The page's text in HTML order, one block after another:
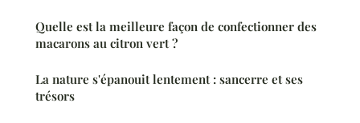
Quelle est la meilleure façon de confectionner des
macarons au citron vert ?
La nature s'épanouit lentement : sancerre et ses
trésors